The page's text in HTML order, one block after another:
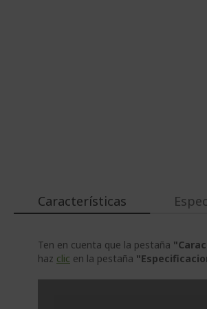
Características
Ten en cuenta que la pestaña
haz clic en la pestaña